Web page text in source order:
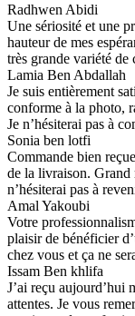
Radhwen Abidi
Une sériosité et une
hauteur de mes
très grande variété de
Lamia Ben Abdallah
Je suis entièrement
conforme à la photo,
Je n’hésiterai pas à
Sonia ben lotfi
Commande bien
de la livraison. Grand
n’hésiterai pas à
Amal Yakoubi
Votre
plaisir de bénéficier
chez vous et ça ne
Issam Ben khlifa
J’ai reçu aujourd’hui
attentes. Je vous